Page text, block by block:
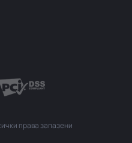
права запазени